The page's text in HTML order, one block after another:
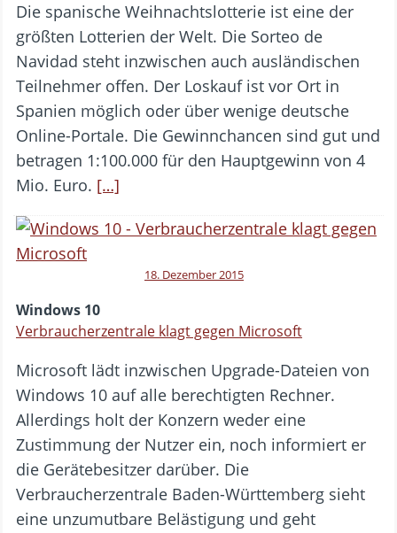
Die spanische Weihnachtslotterie ist eine der
größten Lotterien der Welt. Die Sorteo de
Navidad steht inzwischen auch ausländischen
Teilnehmer offen. Der Loskauf ist vor Ort in
Spanien möglich oder über wenige deutsche
Online-Portale. Die Gewinnchancen sind gut und
betragen 1:100.000 für den Hauptgewinn von 4
Mio. Euro. […]
18. Dezember 2015
Windows 10
Verbraucherzentrale klagt gegen Microsoft
Microsoft lädt inzwischen Upgrade-Dateien von
Windows 10 auf alle berechtigten Rechner.
Allerdings holt der Konzern weder eine
Zustimmung der Nutzer ein, noch informiert er
die Gerätebesitzer darüber. Die
Verbraucherzentrale Baden-Württemberg sieht
eine unzumutbare Belästigung und geht